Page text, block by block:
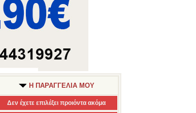
Η ΠΑΡΑΓΓΕΛΙΑ ΜΟΥ
Δεν έχετε επιλέξει προιόντα ακόμα